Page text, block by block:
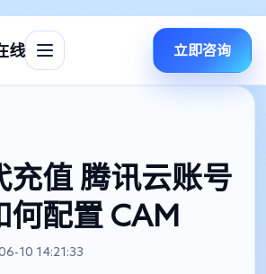
线 立即咨询
充值 腾讯云账号
何配置 CAM
10 14:21:33